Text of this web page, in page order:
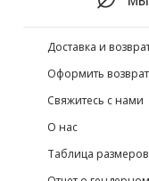
Доставка и
Оформить возврат
Свяжитесь с нами
О нас
Таблица размеров